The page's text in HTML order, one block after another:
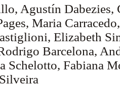
Agustín Dabezies,
Maria Carracedo,
Elizabeth
Barcelona,
Schelotto, Fabiana